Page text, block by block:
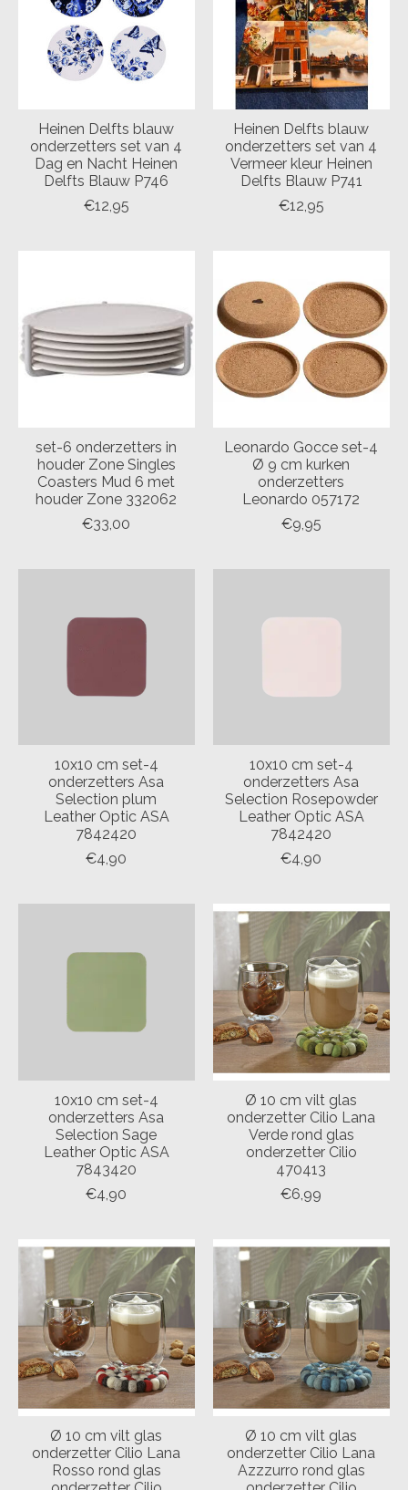
Heinen Delfts blauw
onderzetters set van 4
Dag en Nacht Heinen
Delfts Blauw P746
€12,95
Heinen Delfts blauw
onderzetters set van 4
Vermeer kleur Heinen
Delfts Blauw P741
€12,95
set-6 onderzetters in
houder Zone Singles
Coasters Mud 6 met
houder Zone 332062
€33,00
Leonardo Gocce set-4
Ø 9 cm kurken
onderzetters
Leonardo 057172
€9,95
10x10 cm set-4
onderzetters Asa
Selection plum
Leather Optic ASA
7842420
€4,90
10x10 cm set-4
onderzetters Asa
Selection Rosepowder
Leather Optic ASA
7842420
€4,90
10x10 cm set-4
onderzetters Asa
Selection Sage
Leather Optic ASA
7843420
€4,90
Ø 10 cm vilt glas
onderzetter Cilio Lana
Verde rond glas
onderzetter Cilio
470413
€6,99
Ø 10 cm vilt glas
onderzetter Cilio Lana
Rosso rond glas
Ø 10 cm vilt glas
onderzetter Cilio Lana
Azzzurro rond glas